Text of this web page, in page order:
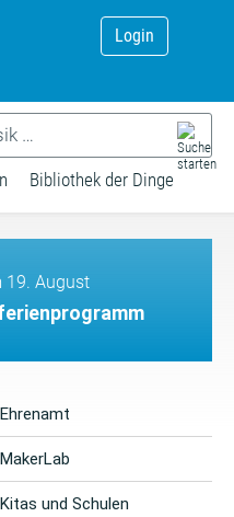
Login
Bibliothek der Dinge
19. August
Ehrenamt
MakerLab
Kitas und Schulen